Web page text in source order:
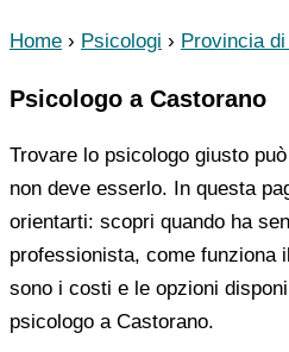
Home › Psicologi › Provincia
Psicologo a Castorano
Trovare lo psicologo giusto
non deve esserlo. In questa
orientarti: scopri quando ha
professionista, come funziona
sono i costi e le opzioni
psicologo a Castorano.